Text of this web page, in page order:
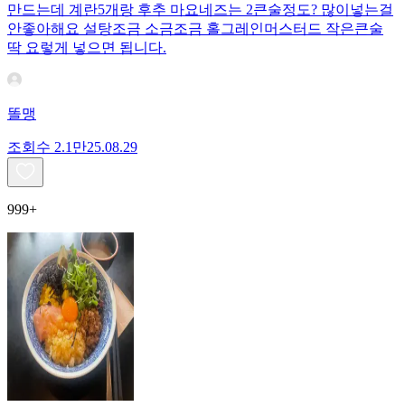
만드는데 계란5개랑 후추 마요네즈는 2큰술정도? 많이넣는걸
안좋아해요 설탕조금 소금조금 홀그레인머스터드 작은큰술
딱 요렇게 넣으면 됩니다.
똘맹
조회수 2.1만25.08.29
999+